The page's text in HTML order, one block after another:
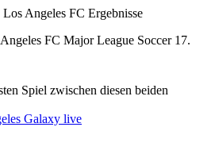
Angeles FC Ergebnisse
FC Major League Soccer 17.
Spiel zwischen diesen beiden
Galaxy live